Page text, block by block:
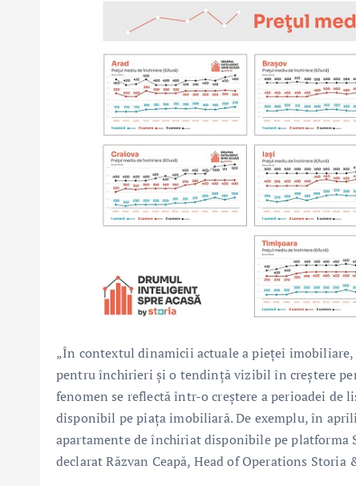
„În contextul dinamicii actuale a pieței imobiliare,
pentru închirieri și o tendință vizibil în creștere
fenomen se reflectă într-o creștere a perioadei
disponibil pe piața imobiliară. De exemplu, în
apartamente de închiriat disponibile pe platforma
declarat Răzvan Ceapă, Head of Operations